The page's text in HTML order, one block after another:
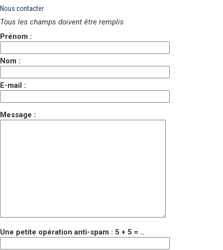
Nous contacter
Tous les champs doivent être remplis
Prénom :
Nom :
E-mail :
Message :
Une petite opération anti-spam : 5 + 5 = ..